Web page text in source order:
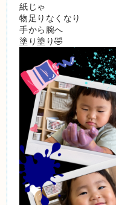
紙じゃ
物足りなくなり
手から腕へ
塗り塗り🤣